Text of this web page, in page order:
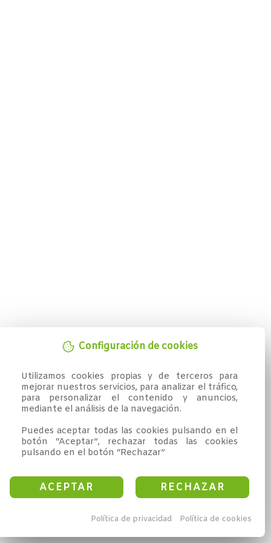
Configuración de cookies
Utilizamos cookies propias y de terceros para
mejorar nuestros servicios, para analizar el tráfico,
para personalizar el contenido y anuncios,
mediante el análisis de la navegación.
Puedes aceptar todas las cookies pulsando en el
botón “Aceptar”, rechazar todas las cookies
pulsando en el botón “Rechazar”
ACEPTAR RECHAZAR
Política de privacidad Política de cookies